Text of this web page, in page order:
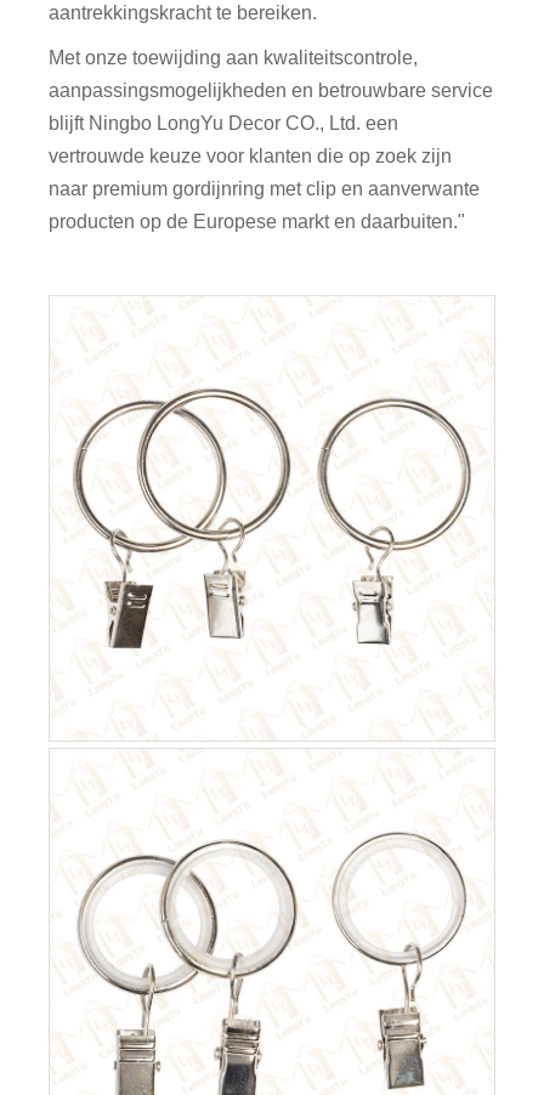
aantrekkingskracht te bereiken.
Met onze toewijding aan kwaliteitscontrole,
aanpassingsmogelijkheden en betrouwbare service
blijft Ningbo LongYu Decor CO., Ltd. een
vertrouwde keuze voor klanten die op zoek zijn
naar premium gordijnring met clip en aanverwante
producten op de Europese markt en daarbuiten."